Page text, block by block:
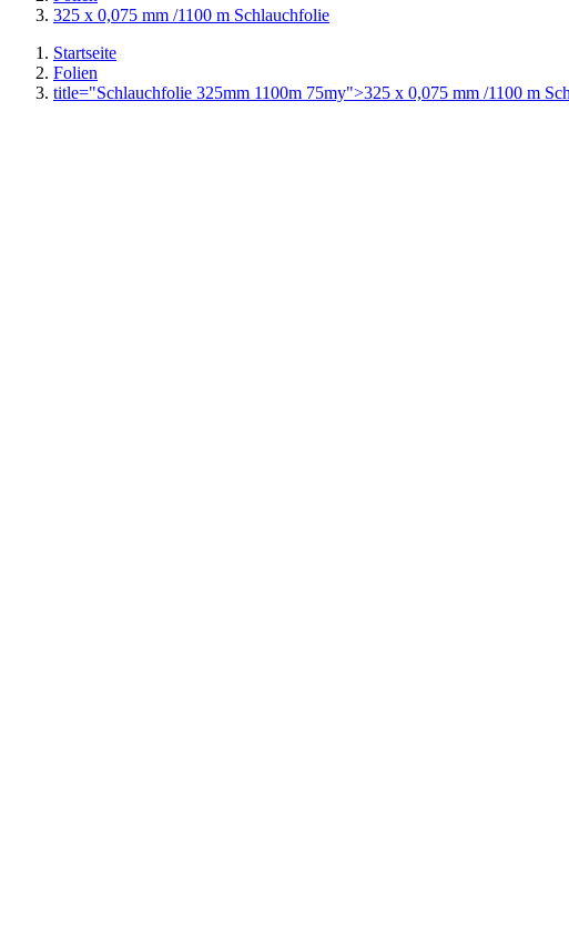
325 x 0,075 mm /1100 m Schlauchfolie
Startseite
Folien
title="Schlauchfolie 325mm 1100m 75my">325 x 0,075 mm /1100 m